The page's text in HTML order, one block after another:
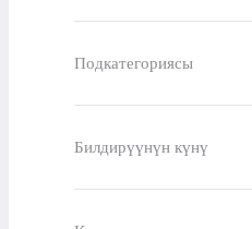
Подкатегориясы
Билдирүүнүн күнү